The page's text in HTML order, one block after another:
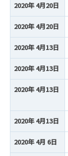
2020年 4月20日
2020年 4月20日
2020年 4月13日
2020年 4月13日
2020年 4月13日
2020年 4月13日
2020年 4月 6日